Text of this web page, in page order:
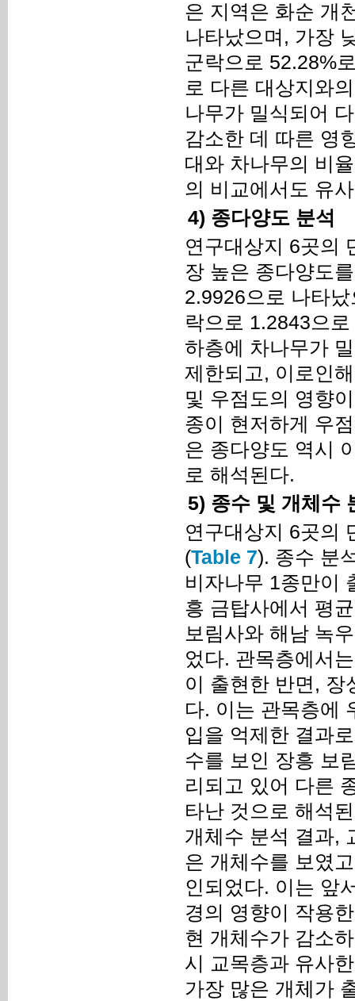
은 지역은 화순 개
나타났으며, 가장
군락으로 52.28%
로 다른 대상지와
나무가 밀식되어
감소한 데 따른 영
대와 차나무의 비
의 비교에서도 유
4) 종다양도 분석
연구대상지 6곳의
장 높은 종다양도
2.9926으로 나타
락으로 1.2843으
하층에 차나무가
제한되고, 이로인
및 우점도의 영향
종이 현저하게 우
은 종다양도 역시
로 해석된다.
5) 종수 및 개체수
연구대상지 6곳의
(Table 7). 종수 분
비자나무 1종만이
흥 금탑사에서 평
보림사와 해남 녹
었다. 관목층에서
이 출현한 반면, 장
다. 이는 관목층에
입을 억제한 결과
수를 보인 장흥 보
리되고 있어 다른
타난 것으로 해석
개체수 분석 결과,
은 개체수를 보였
인되었다. 이는 앞
경의 영향이 작용
현 개체수가 감소
시 교목층과 유사
가장 많은 개체가